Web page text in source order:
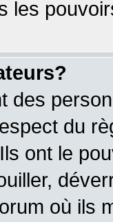
les
des
du
ont le
où ils